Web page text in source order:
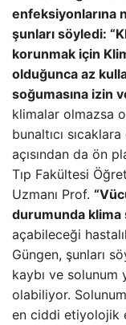
enfeksiyonlarına
şunları söyledi:
korunmak için
olduğunca az
soğumasına izin
klimalar olmazsa
bunaltıcı
açısından da ön
Tıp Fakültesi
Uzmanı Prof.
durumunda klima
açabileceği
Güngen, şunları
kaybı ve solunum
olabiliyor.
en ciddi etiyolojik